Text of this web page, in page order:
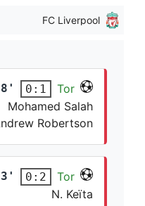
FC Liverpool
8' 0:1
Tor
Mohamed Salah
Robertson
0:2
Tor
N. Keïta